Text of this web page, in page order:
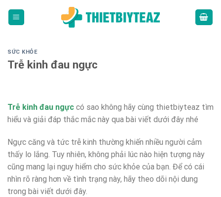
SỨC KHỎE
Trễ kinh đau ngực
Trễ kinh đau ngực có sao không hãy cùng thietbiyteaz tìm
hiểu và giải đáp thắc mắc này qua bài viết dưới đây nhé
Ngực căng và tức trễ kinh thường khiến nhiều người cảm
thấy lo lắng. Tuy nhiên, không phải lúc nào hiện tượng này
cũng mang lại nguy hiểm cho sức khỏe của bạn. Để có cái
nhìn rõ ràng hơn về tình trạng này, hãy theo dõi nội dung
trong bài viết dưới đây.